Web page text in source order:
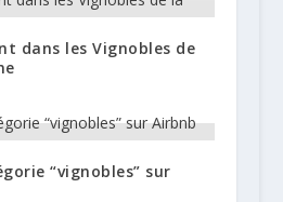
dans les Vignobles de
“vignobles” sur